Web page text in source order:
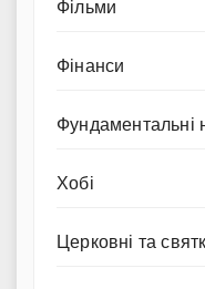
Фільми
Фінанси
Фундаментальні
Хобі
Церковні та